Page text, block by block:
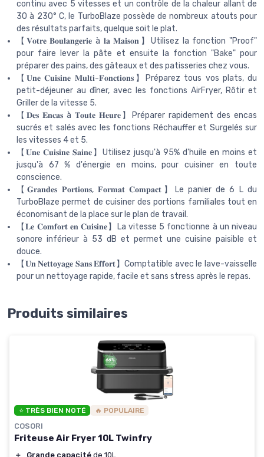
continu avec 5 vitesses et un contrôle de la chaleur allant de
30 à 230° C, le TurboBlaze possède de nombreux atouts pour
des résultats parfaits, quelque soit le plat.
【𝐕𝐨𝐭𝐫𝐞 𝐁𝐨𝐮𝐥𝐚𝐧𝐠𝐞𝐫𝐢𝐞 à 𝐥𝐚 𝐌𝐚𝐢𝐬𝐨𝐧】Utilisez la fonction "Proof"
pour faire lever la pâte et ensuite la fonction "Bake" pour
préparer des pains, des gâteaux et des patisseries chez vous.
【𝐔𝐧𝐞 𝐂𝐮𝐢𝐬𝐢𝐧𝐞 𝐌𝐮𝐥𝐭𝐢-𝐅𝐨𝐧𝐜𝐭𝐢𝐨𝐧𝐬】Préparez tous vos plats, du
petit-déjeuner au dîner, avec les fonctions AirFryer, Rôtir et
Griller de la vitesse 5.
【𝐃𝐞𝐬 𝐄𝐧𝐜𝐚𝐬 à 𝐓𝐨𝐮𝐭𝐞 𝐇𝐞𝐮𝐫𝐞】Préparer rapidement des encas
sucrés et salés avec les fonctions Réchauffer et Surgelés sur
les vitesses 4 et 5.
【𝐔𝐧𝐞 𝐂𝐮𝐢𝐬𝐢𝐧𝐞 𝐒𝐚𝐢𝐧𝐞】Utilisez jusqu'à 95% d'huile en moins et
jusqu'à 67 % d'énergie en moins, pour cuisiner en toute
conscience.
【𝐆𝐫𝐚𝐧𝐝𝐞𝐬 𝐏𝐨𝐫𝐭𝐢𝐨𝐧𝐬, 𝐅𝐨𝐫𝐦𝐚𝐭 𝐂𝐨𝐦𝐩𝐚𝐜𝐭】Le panier de 6 L du
TurboBlaze permet de cuisiner des portions familiales tout en
économisant de la place sur le plan de travail.
【𝐋𝐞 𝐂𝐨𝐦𝐟𝐨𝐫𝐭 𝐞𝐧 𝐂𝐮𝐢𝐬𝐢𝐧𝐞】La vitesse 5 fonctionne à un niveau
sonore inférieur à 53 dB et permet une cuisine paisible et
douce.
【𝐔𝐧 𝐍𝐞𝐭𝐭𝐨𝐲𝐚𝐠𝐞 𝐒𝐚𝐧𝐬 𝐄𝐟𝐟𝐨𝐫𝐭】Comptatible avec le lave-vaisselle
pour un nettoyage rapide, facile et sans stress après le repas.
Produits similaires
⭐ TRÈS BIEN NOTÉ 🔥 POPULAIRE
COSORI
Friteuse Air Fryer 10L Twinfry
＋ Grande capacité de 10L